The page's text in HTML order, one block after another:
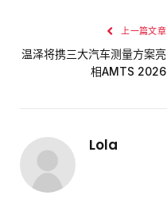
上一篇文章
温泽将携三大汽车测量方案亮
相AMTS 2026
Lola